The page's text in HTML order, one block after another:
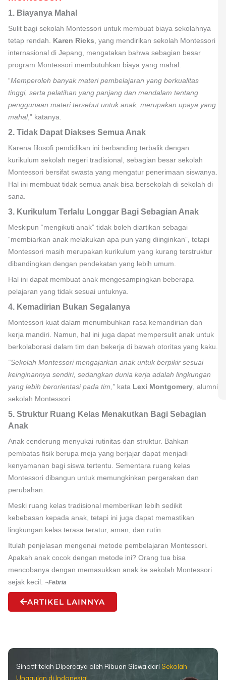
1. Biayanya Mahal
Sulit bagi sekolah Montessori untuk membuat biaya sekolahnya
tetap rendah. Karen Ricks , yang mendirikan sekolah Montessori
internasional di Jepang, mengatakan bahwa sebagian besar
program Montessori membutuhkan biaya yang mahal.
“Memperoleh banyak materi pembelajaran yang berkualitas
tinggi, serta pelatihan yang panjang dan mendalam tentang
penggunaan materi tersebut untuk anak, merupakan upaya yang
mahal,” katanya.
2. Tidak Dapat Diakses Semua Anak
Karena filosofi pendidikan ini berbanding terbalik dengan
kurikulum sekolah negeri tradisional, sebagian besar sekolah
Montessori bersifat swasta yang mengatur penerimaan siswanya.
Hal ini membuat tidak semua anak bisa bersekolah di sekolah di
sana.
3. Kurikulum Terlalu Longgar Bagi Sebagian Anak
Meskipun “mengikuti anak” tidak boleh diartikan sebagai
“membiarkan anak melakukan apa pun yang diinginkan”, tetapi
Montessori masih merupakan kurikulum yang kurang terstruktur
dibandingkan dengan pendekatan yang lebih umum.
Hal ini dapat membuat anak mengesampingkan beberapa
pelajaran yang tidak sesuai untuknya.
4. Kemadirian Bukan Segalanya
Montessori kuat dalam menumbuhkan rasa kemandirian dan
kerja mandiri. Namun, hal ini juga dapat mempersulit anak untuk
berkolaborasi dalam tim dan bekerja di bawah otoritas yang kaku.
“Sekolah Montessori mengajarkan anak untuk berpikir sesuai
keinginannya sendiri, sedangkan dunia kerja adalah lingkungan
yang lebih berorientasi pada tim,” kata Lexi Montgomery , alumni
sekolah Montessori.
5. Struktur Ruang Kelas Menakutkan Bagi Sebagian
Anak
Anak cenderung menyukai rutinitas dan struktur. Bahkan
pembatas fisik berupa meja yang berjajar dapat menjadi
kenyamanan bagi siswa tertentu. Sementara ruang kelas
Montessori dibangun untuk memungkinkan pergerakan dan
perubahan.
Meski ruang kelas tradisional memberikan lebih sedikit
kebebasan kepada anak, tetapi ini juga dapat memastikan
lingkungan kelas terasa teratur, aman, dan rutin.
Itulah penjelasan mengenai metode pembelajaran Montessori.
Apakah anak cocok dengan metode ini? Orang tua bisa
mencobanya dengan memasukkan anak ke sekolah Montessori
sejak kecil. ~Febria
ARTIKEL LAINNYA
Sinotif telah Dipercaya oleh Ribuan Siswa dari Sekolah
Unggulan di Indonesia!